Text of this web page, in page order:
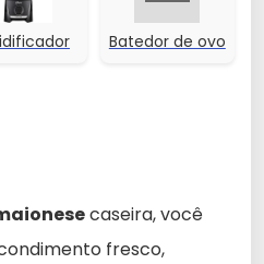
Batedor de ovo
caseira, você
fresco,